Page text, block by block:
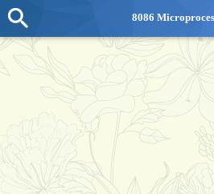
8086